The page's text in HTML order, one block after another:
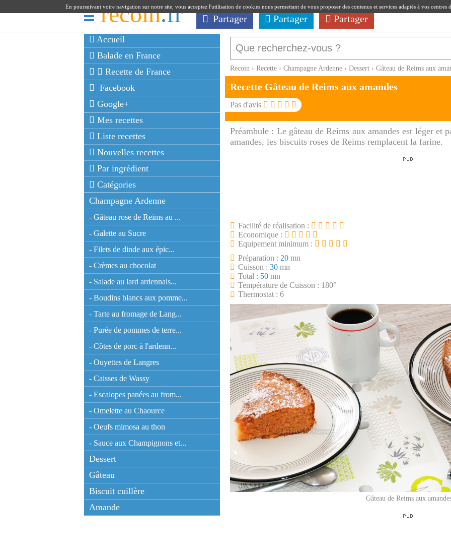
recoin.fr Partager Partager Partager
Accueil
Balade en France
Recette de France
Facebook
Google+
Mes recettes
Liste recettes
Nouvelles recettes
Par ingrédient
Catégories
Champagne Ardenne
- Gâteau rose de Reims au ...
- Galette au Sucre
- Filets de dinde aux épic...
- Crèmes au chocolat
- Salade au lard ardennais...
- Boudins blancs aux pomme...
- Tarte au fromage de Lang...
- Purée de pommes de terre...
- Côtes de porc à l'ardenn...
- Ouyettes de Langres
- Caisses de Wassy
- Escalopes panées au from...
- Omelette au Chaource
- Oeufs mimosa au thon
- Sauce aux Champignons et...
Dessert
Gâteau
Biscuit cuillère
Amande
Recoin › Recette › Champagne Ardenne › Dessert › Gâteau de Reims aux
Recette Gâteau de Reims aux amandes
Pas d'avis
Préambule : Le gâteau de Reims aux amandes est léger et
amandes, les biscuits roses de Reims remplacent la farine.
Facilité de réalisation :
Economique :
Equipement minimum :
Préparation : 20 mn
Cuisson : 30 mn
Total : 50 mn
Température de Cuisson : 180°
Thermostat : 6
Gâteau de Reims aux
En poursuivant votre navigation sur notre site, vous acceptez l'utilisation de cookies nous permettant de vous proposer des contenus et services adaptés à vos centres